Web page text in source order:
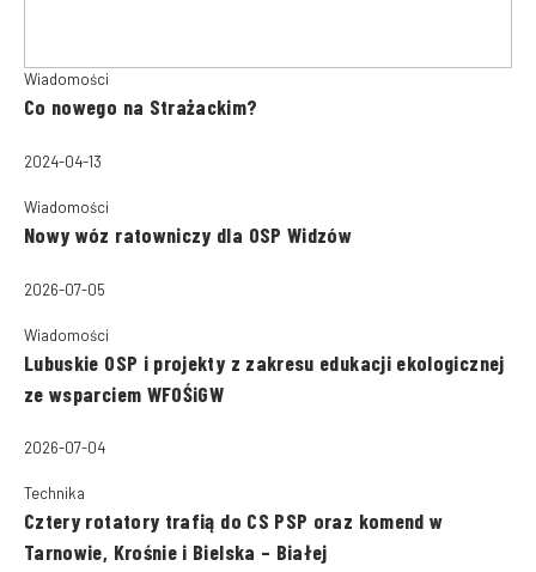
Wiadomości
Co nowego na Strażackim?
2024-04-13
Wiadomości
Nowy wóz ratowniczy dla OSP Widzów
2026-07-05
Wiadomości
Lubuskie OSP i projekty z zakresu edukacji ekologicznej
ze wsparciem WFOŚiGW
2026-07-04
Technika
Cztery rotatory trafią do CS PSP oraz komend w
Tarnowie, Krośnie i Bielska – Białej